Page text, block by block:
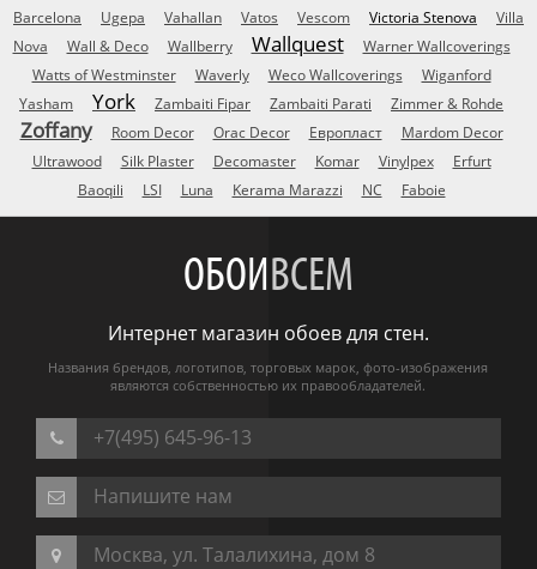
Barcelona
Ugepa Vahallan Vatos Vescom Victoria Stenova
Villa
Nova
Wall & Deco Wallberry Wallquest
Warner Wallcoverings
Watts of Westminster
Waverly Weco Wallcoverings
Wiganford
Yasham
York Zambaiti Fipar Zambaiti Parati Zimmer & Rohde
Zoffany Room Decor Orac Decor Европласт
Mardom Decor
Ultrawood
Silk Plaster Decomaster Komar Vinylpex
Erfurt
Baoqili
LSI Luna Kerama Marazzi NC Faboie
ОБОИВСЕМ
Интернет магазин обоев для стен.
Названия брендов, логотипов, торговых марок, фото-изображения
являются собственностью их правообладателей.
+7(495) 645-96-13
Напишите нам
Москва, ул. Талалихина, дом 8